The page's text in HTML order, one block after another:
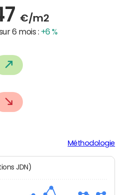
€/m2
6 mois : +6 %
Méthodologie
JDN)